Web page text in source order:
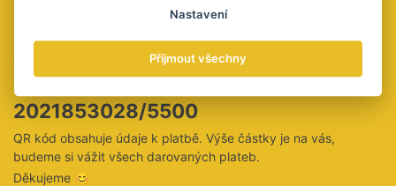
Určitě jste si všimli, že u nás ani za čtení celých článků nic
personalizované reklamy.
Velmi bychom ocenili, kdybyste nás na oplátku podpořili
2021853028/5500
QR kód obsahuje údaje k platbě. Výše částky je na vás,
budeme si vážit všech darovaných plateb.
Děkujeme 😊
Nastavení
Přijmout všechny